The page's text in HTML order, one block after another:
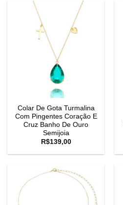
Colar De Gota Turmalina
Com Pingentes Coração E
Cruz Banho De Ouro
Semijoia
R$139,00